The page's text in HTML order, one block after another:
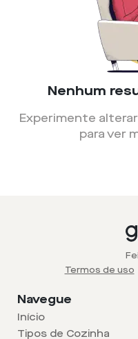
Nenhum
Experimente
para ver
Termos de uso
Navegue
Início
Tipos de Cozinha